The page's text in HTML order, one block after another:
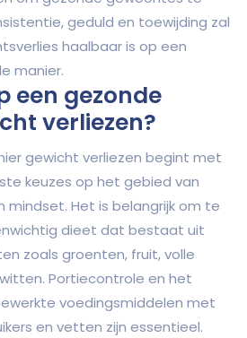
geduld en toewijding zal
haalbaar is op een
manier.
een gezonde
verliezen?
gewicht verliezen begint met
keuzes op het gebied van
mindset. Het is belangrijk om te
dieet dat bestaat uit
zoals groenten, fruit, volle
Portiecontrole en het
voedingsmiddelen met
en vetten zijn essentieel.